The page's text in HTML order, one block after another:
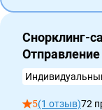
Снорклинг-
5(1 отзыв)72